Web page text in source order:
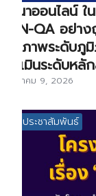
สัมนาออนไลน์
AUN-QA อย่า
คุณภาพระดับภู
ประเมินระดับห
กรกฎาคม 9, 2026
ข่าวประชาสัมพันธ์